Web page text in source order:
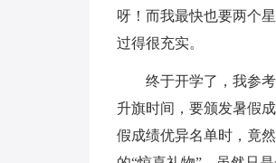
呀！而我最快也要两个
过得很充实。
终于开学了，我参
升旗时间，要颁发暑假
假成绩优异名单时，竟